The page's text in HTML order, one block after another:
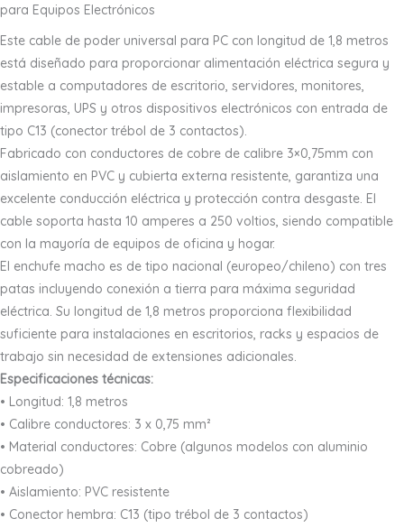
para Equipos Electrónicos
Este cable de poder universal para PC con longitud de 1,8 metros
está diseñado para proporcionar alimentación eléctrica segura y
estable a computadores de escritorio, servidores, monitores,
impresoras, UPS y otros dispositivos electrónicos con entrada de
tipo C13 (conector trébol de 3 contactos).
Fabricado con conductores de cobre de calibre 3×0,75mm con
aislamiento en PVC y cubierta externa resistente, garantiza una
excelente conducción eléctrica y protección contra desgaste. El
cable soporta hasta 10 amperes a 250 voltios, siendo compatible
con la mayoría de equipos de oficina y hogar.
El enchufe macho es de tipo nacional (europeo/chileno) con tres
patas incluyendo conexión a tierra para máxima seguridad
eléctrica. Su longitud de 1,8 metros proporciona flexibilidad
suficiente para instalaciones en escritorios, racks y espacios de
trabajo sin necesidad de extensiones adicionales.
Especificaciones técnicas:
• Longitud: 1,8 metros
• Calibre conductores: 3 x 0,75 mm²
• Material conductores: Cobre (algunos modelos con aluminio
cobreado)
• Aislamiento: PVC resistente
• Conector hembra: C13 (tipo trébol de 3 contactos)